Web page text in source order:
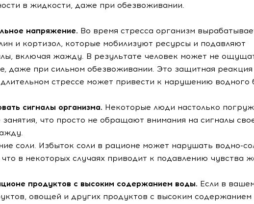
в жидкости, даже при обезвоживании.
напряжение. Во время стресса организм
и кортизол, которые мобилизуют ресурсы и подавляют
включая жажду. В результате человек может не
даже при сильном обезвоживании. Это защитная реакция
стрессе может привести к нарушению водного
сигналы организма. Некоторые люди настолько
что просто не обращают внимания на сигналы
соли. Избыток соли в рационе может нарушать водно-
что в некоторых случаях приводит к подавлению чувства
продуктов с высоким содержанием воды. Если в
овощей и других продуктов с высоким содержанием